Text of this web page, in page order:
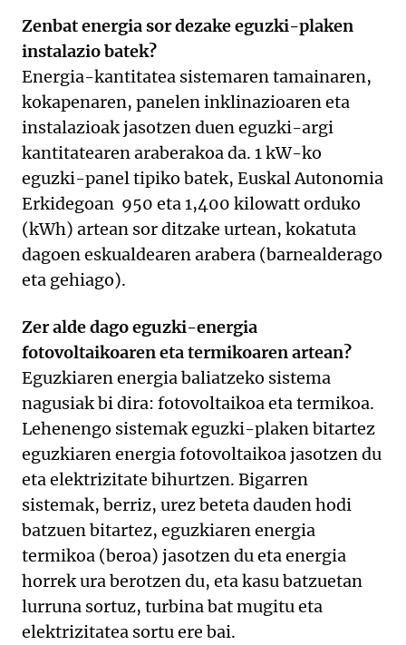
Zenbat energia sor dezake eguzki-plaken
instalazio batek?
Energia-kantitatea sistemaren tamainaren,
kokapenaren, panelen inklinazioaren eta
instalazioak jasotzen duen eguzki-argi
kantitatearen araberakoa da. 1 kW-ko
eguzki-panel tipiko batek, Euskal Autonomia
Erkidegoan 950 eta 1,400 kilowatt orduko
(kWh) artean sor ditzake urtean, kokatuta
dagoen eskualdearen arabera (barnealderago
eta gehiago).
Zer alde dago eguzki-energia
fotovoltaikoaren eta termikoaren artean?
Eguzkiaren energia baliatzeko sistema
nagusiak bi dira: fotovoltaikoa eta termikoa.
Lehenengo sistemak eguzki-plaken bitartez
eguzkiaren energia fotovoltaikoa jasotzen du
eta elektrizitate bihurtzen. Bigarren
sistemak, berriz, urez beteta dauden hodi
batzuen bitartez, eguzkiaren energia
termikoa (beroa) jasotzen du eta energia
horrek ura berotzen du, eta kasu batzuetan
lurruna sortuz, turbina bat mugitu eta
elektrizitatea sortu ere bai.